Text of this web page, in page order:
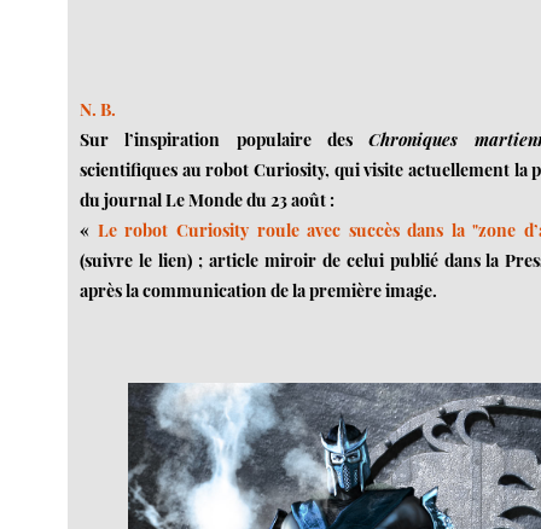
N. B.
Sur l’inspiration populaire desChroniques
scientifiques au robot Curiosity, qui visite actuellement la
du journal Le Monde du 23 août :
« Le robot Curiosity roule avec succès dans la "zone
(suivre le lien) ; article miroir de celui publié dans la
après la communication de la première image.